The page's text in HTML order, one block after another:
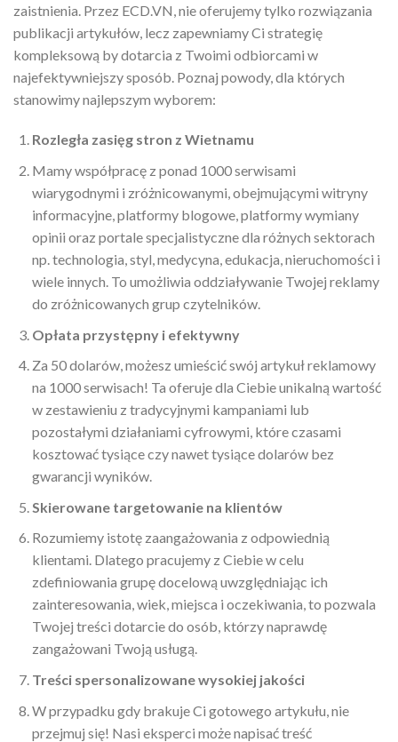
zaistnienia. Przez ECD.VN, nie oferujemy tylko rozwiązania
publikacji artykułów, lecz zapewniamy Ci strategię
kompleksową by dotarcia z Twoimi odbiorcami w
najefektywniejszy sposób. Poznaj powody, dla których
stanowimy najlepszym wyborem:
Rozległa zasięg stron z Wietnamu
Mamy współpracę z ponad 1000 serwisami
wiarygodnymi i zróżnicowanymi, obejmującymi witryny
informacyjne, platformy blogowe, platformy wymiany
opinii oraz portale specjalistyczne dla różnych sektorach
np. technologia, styl, medycyna, edukacja, nieruchomości i
wiele innych. To umożliwia oddziaływanie Twojej reklamy
do zróżnicowanych grup czytelników.
Opłata przystępny i efektywny
Za 50 dolarów, możesz umieścić swój artykuł reklamowy
na 1000 serwisach! Ta oferuje dla Ciebie unikalną wartość
w zestawieniu z tradycyjnymi kampaniami lub
pozostałymi działaniami cyfrowymi, które czasami
kosztować tysiące czy nawet tysiące dolarów bez
gwarancji wyników.
Skierowane targetowanie na klientów
Rozumiemy istotę zaangażowania z odpowiednią
klientami. Dlatego pracujemy z Ciebie w celu
zdefiniowania grupę docelową uwzględniając ich
zainteresowania, wiek, miejsca i oczekiwania, to pozwala
Twojej treści dotarcie do osób, którzy naprawdę
zangażowani Twoją usługą.
Treści spersonalizowane wysokiej jakości
W przypadku gdy brakuje Ci gotowego artykułu, nie
przejmuj się! Nasi eksperci może napisać treść